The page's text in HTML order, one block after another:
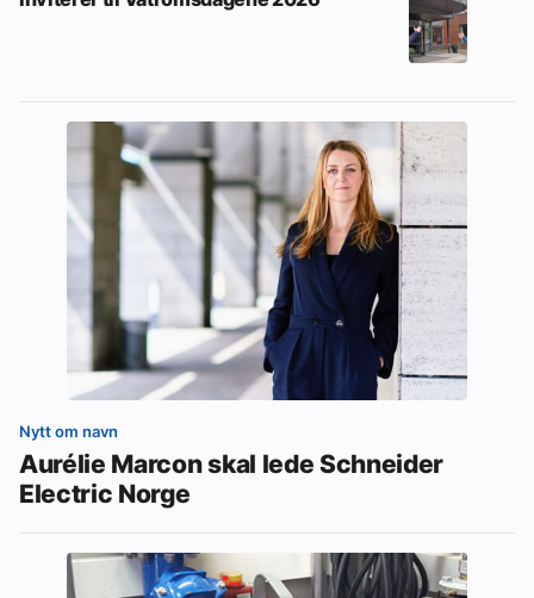
Nytt om navn
Aurélie Marcon skal lede Schneider
Electric Norge